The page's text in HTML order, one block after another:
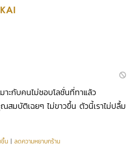
าะกับคนไม่ชอบโลชั่นที่ทาแล้ว
สมบัติเฉยๆ ไม่ขาวขึ้น ตัวนี้เราไม่ปลื้ม
ชื้น |ลดความหยาบกร้าน